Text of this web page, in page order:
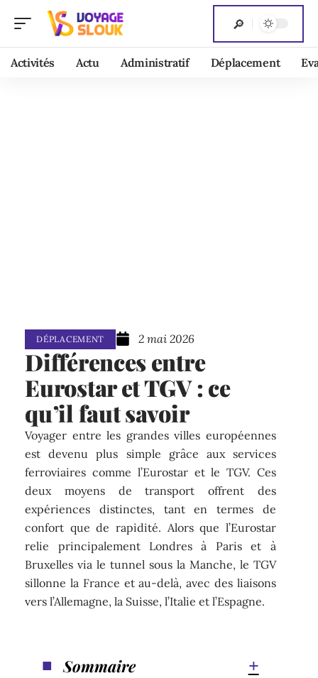
Activités Actu Administratif Déplacement
DÉPLACEMENT 2 mai 2026
Différences entre
Eurostar et TGV : ce
qu’il faut savoir
Voyager entre les grandes villes européennes
est devenu plus simple grâce aux services
ferroviaires comme l’Eurostar et le TGV. Ces
deux moyens de transport offrent des
expériences distinctes, tant en termes de
confort que de rapidité. Alors que l’Eurostar
relie principalement Londres à Paris et à
Bruxelles via le tunnel sous la Manche, le TGV
sillonne la France et au-delà, avec des liaisons
vers l’Allemagne, la Suisse, l’Italie et l’Espagne.
Sommaire